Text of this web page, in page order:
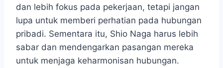
dan lebih fokus pada pekerjaan, tetapi jangan
lupa untuk memberi perhatian pada hubungan
pribadi. Sementara itu, Shio Naga harus lebih
sabar dan mendengarkan pasangan mereka
untuk menjaga keharmonisan hubungan.